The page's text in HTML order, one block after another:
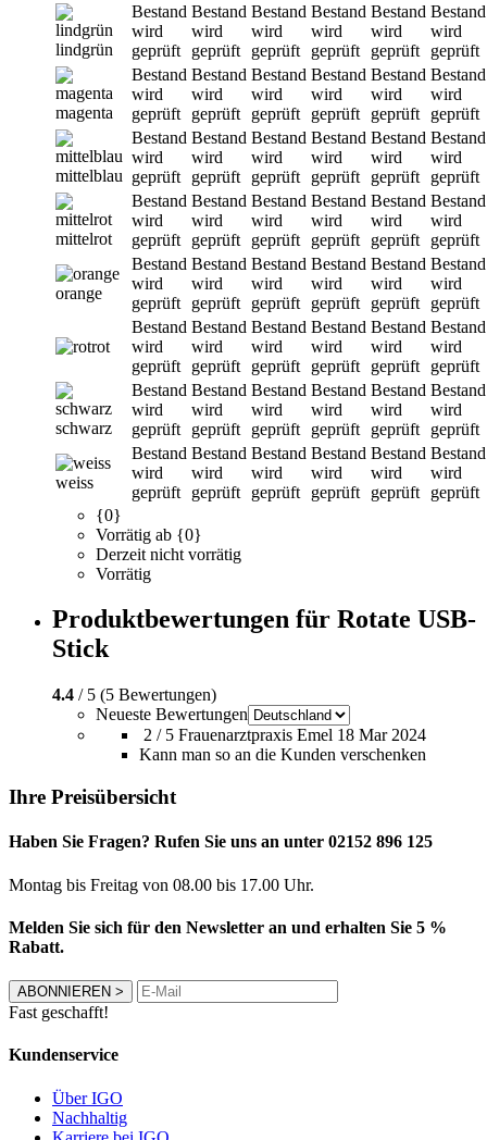
lindgrün
Bestand
wird
geprüft
Bestand
wird
geprüft
Bestand
wird
geprüft
Bestand
wird
geprüft
Bestand
wird
geprüft
Bestand
wird
geprüft
magenta
Bestand
wird
geprüft
Bestand
wird
geprüft
Bestand
wird
geprüft
Bestand
wird
geprüft
Bestand
wird
geprüft
Bestand
wird
geprüft
mittelblau
Bestand
wird
geprüft
Bestand
wird
geprüft
Bestand
wird
geprüft
Bestand
wird
geprüft
Bestand
wird
geprüft
Bestand
wird
geprüft
mittelrot
Bestand
wird
geprüft
Bestand
wird
geprüft
Bestand
wird
geprüft
Bestand
wird
geprüft
Bestand
wird
geprüft
Bestand
wird
geprüft
orange
Bestand
wird
geprüft
Bestand
wird
geprüft
Bestand
wird
geprüft
Bestand
wird
geprüft
Bestand
wird
geprüft
Bestand
wird
geprüft
rot
Bestand
wird
geprüft
Bestand
wird
geprüft
Bestand
wird
geprüft
Bestand
wird
geprüft
Bestand
wird
geprüft
Bestand
wird
geprüft
schwarz
Bestand
wird
geprüft
Bestand
wird
geprüft
Bestand
wird
geprüft
Bestand
wird
geprüft
Bestand
wird
geprüft
Bestand
wird
geprüft
weiss
Bestand
wird
geprüft
Bestand
wird
geprüft
Bestand
wird
geprüft
Bestand
wird
geprüft
Bestand
wird
geprüft
Bestand
wird
geprüft
{0}
Vorrätig ab {0}
Derzeit nicht vorrätig
Vorrätig
Produktbewertungen für Rotate USB-
Stick
4.4 / 5 (5 Bewertungen)
Neueste Bewertungen
2 / 5 Frauenarztpraxis Emel 18 Mar 2024
Kann man so an die Kunden verschenken
Ihre Preisübersicht
Haben Sie Fragen? Rufen Sie uns an unter 02152 896 125
Montag bis Freitag von 08.00 bis 17.00 Uhr.
Melden Sie sich für den Newsletter an und erhalten Sie 5 %
Rabatt.
ABONNIEREN >
Fast geschafft!
Kundenservice
Über IGO
Nachhaltig